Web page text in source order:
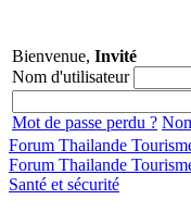
Bienvenue, Invité
Nom d'utilisateur
Mot de passe perdu ?
Forum Thailande
Forum Thailande
Santé et sécurité